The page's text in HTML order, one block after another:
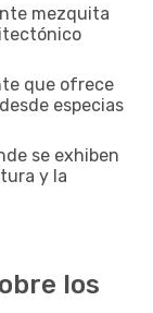
mezquita
que ofrece
especias
se exhiben
y la
los